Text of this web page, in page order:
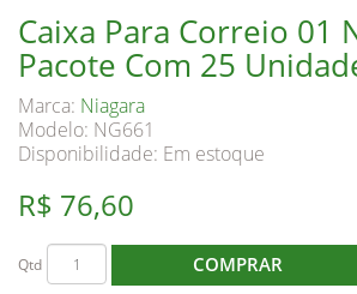
Caixa Para Correio 01
Pacote Com 25
Marca: Niagara
Modelo: NG661
Disponibilidade: Em estoque
R$ 76,60
Qtd COMPRAR